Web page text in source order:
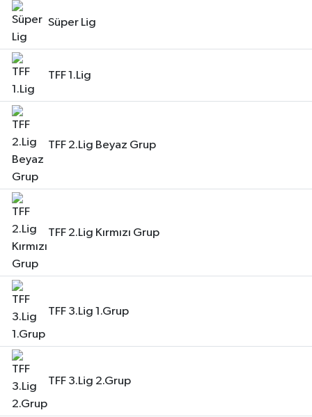
Süper Lig
TFF 1.Lig
TFF 2.Lig Beyaz Grup
TFF 2.Lig Kırmızı Grup
TFF 3.Lig 1.Grup
TFF 3.Lig 2.Grup